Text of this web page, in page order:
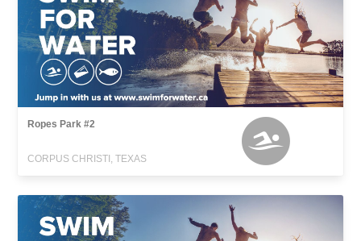
Ropes Park #2
CORPUS CHRISTI, TEXAS